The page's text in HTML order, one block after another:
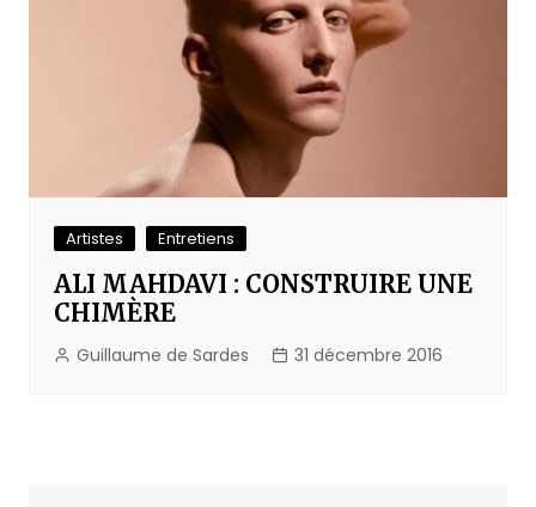
Artistes Entretiens
ALI MAHDAVI : CONSTRUIRE UNE
CHIMÈRE
Guillaume de Sardes 31 décembre 2016